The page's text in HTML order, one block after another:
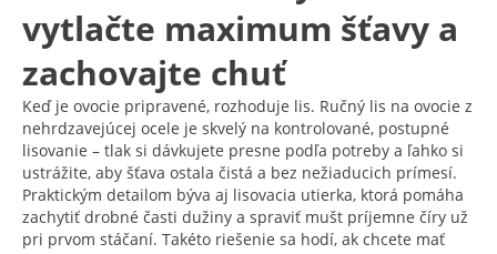
vytlačte maximum šťavy a
zachovajte chuť
Keď je ovocie pripravené, rozhoduje lis. Ručný lis na ovocie z
nehrdzavejúcej ocele je skvelý na kontrolované, postupné
lisovanie – tlak si dávkujete presne podľa potreby a ľahko si
ustrážite, aby šťava ostala čistá a bez nežiaducich prímesí.
Praktickým detailom býva aj lisovacia utierka, ktorá pomáha
zachytiť drobné časti dužiny a spraviť mušt príjemne číry už
pri prvom stáčaní. Takéto riešenie sa hodí, ak chcete mať